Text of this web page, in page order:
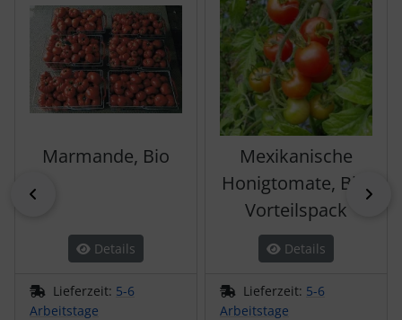
Marmande, Bio
Details
Lieferzeit: 5-6
Arbeitstage
Mexikanische
Honigtomate, Bio,
Vorteilspack
Details
Lieferzeit: 5-6
Arbeitstage